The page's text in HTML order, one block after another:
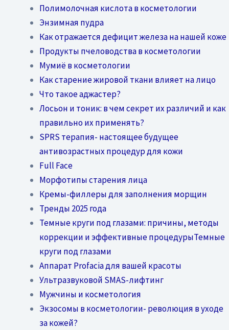
Полимолочная кислота в косметологии
Энзимная пудра
Как отражается дефицит железа на нашей коже
Продукты пчеловодства в косметологии
Мумиё в косметологии
Как старение жировой ткани влияет на лицо
Что такое аджастер?
Лосьон и тоник: в чем секрет их различий и как
правильно их применять?
SPRS терапия- настоящее будущее
антивозрастных процедур для кожи
Full Face
Морфотипы старения лица
Кремы-филлеры для заполнения морщин
Тренды 2025 года
Темные круги под глазами: причины, методы
коррекции и эффективные процедурыТемные
круги под глазами
Аппарат Profacia для вашей красоты
Ультразвуковой SMAS-лифтинг
Мужчины и косметология
Экзосомы в косметологии- революция в уходе
за кожей?